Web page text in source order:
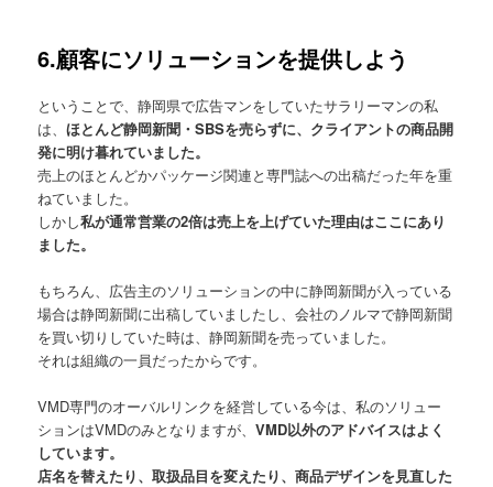
6.顧客にソリューションを提供しよう
ということで、静岡県で広告マンをしていたサラリーマンの私
は、ほとんど静岡新聞・SBSを売らずに、クライアントの商品開
発に明け暮れていました。
売上のほとんどかパッケージ関連と専門誌への出稿だった年を重
ねていました。
しかし私が通常営業の2倍は売上を上げていた理由はここにあり
ました。
もちろん、広告主のソリューションの中に静岡新聞が入っている
場合は静岡新聞に出稿していましたし、会社のノルマで静岡新聞
を買い切りしていた時は、静岡新聞を売っていました。
それは組織の一員だったからです。
VMD専門のオーバルリンクを経営している今は、私のソリュー
ションはVMDのみとなりますが、VMD以外のアドバイスはよく
しています。
店名を替えたり、取扱品目を変えたり、商品デザインを見直した